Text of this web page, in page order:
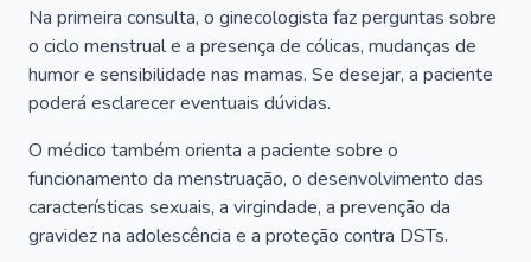
Na primeira consulta, o ginecologista faz perguntas sobre
o ciclo menstrual e a presença de cólicas, mudanças de
humor e sensibilidade nas mamas. Se desejar, a paciente
poderá esclarecer eventuais dúvidas.
O médico também orienta a paciente sobre o
funcionamento da menstruação, o desenvolvimento das
características sexuais, a virgindade, a prevenção da
gravidez na adolescência e a proteção contra DSTs.